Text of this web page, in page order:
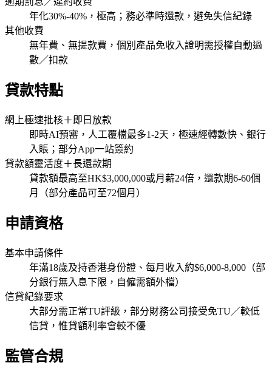
年化30%-40%，極高；務必準時還款，避免失信紀錄
其他收費
無年費、無提款費，個別產品免收入證明需授權自動過
數／扣款
貸款特點
網上極速批核＋即日放款
即時AI預審，人工覆檔最多1-2天，極速經轉數快、銀行
入賬；部分App一站簽約
貸款額靈活度＋長還款期
貸款額最高至HK$3,000,000或月薪24倍，還款期6-60個
月（部分產品可至72個月）
申請資格
基本申請條件
年滿18歲及持香港身份證、每月收入約$6,000-8,000（部
分銀行無入息下限，自僱需額外檔）
信貸紀錄要求
大部分需正常TU評級，部分財務公司接受免TU／較低
信貸，惟貸額利率會較不優
監管合規